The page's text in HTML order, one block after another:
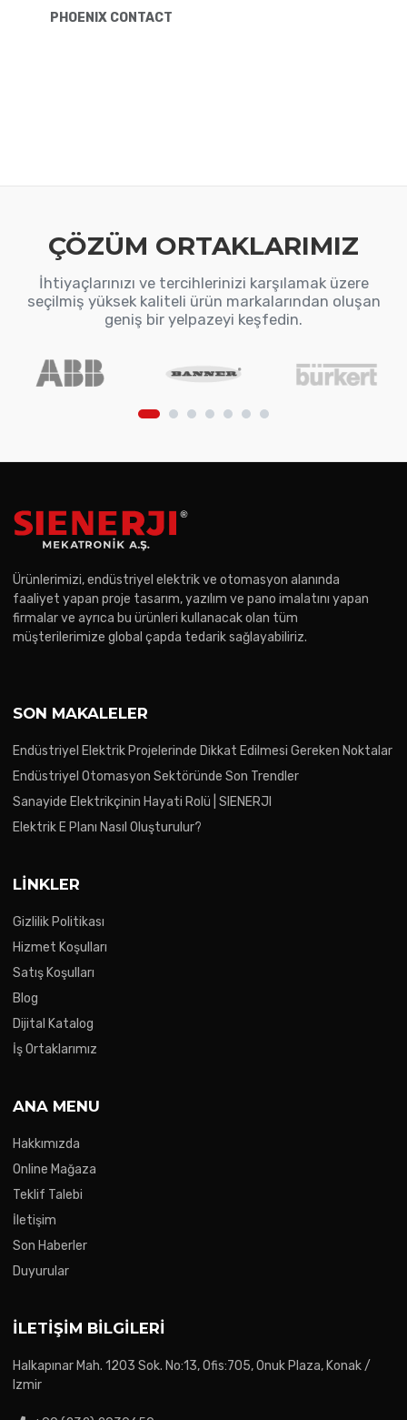
for the electrical isolation of
PHOENIX CONTACT
ÇÖZÜM ORTAKLARIMIZ
İhtiyaçlarınızı ve tercihlerinizi karşılamak üzere
seçilmiş yüksek kaliteli ürün markalarından oluşan
geniş bir yelpazeyi keşfedin.
Ürünlerimizi, endüstriyel elektrik ve otomasyon alanında
faaliyet yapan proje tasarım, yazılım ve pano imalatını yapan
firmalar ve ayrıca bu ürünleri kullanacak olan tüm
müşterilerimize global çapda tedarik sağlayabiliriz.
SON MAKALELER
Endüstriyel Elektrik Projelerinde Dikkat Edilmesi Gereken Noktalar
Endüstriyel Otomasyon Sektöründe Son Trendler
Sanayide Elektrikçinin Hayati Rolü | SIENERJI
Elektrik E Planı Nasıl Oluşturulur?
LINKLER
Gizlilik Politikası
Hizmet Koşulları
Satış Koşulları
Blog
Dijital Katalog
İş Ortaklarımız
ANA MENU
Hakkımızda
Online Mağaza
Teklif Talebi
İletişim
Son Haberler
Duyurular
İLETIŞIM BILGILERI
Halkapınar Mah. 1203 Sok. No:13, Ofis:705, Onuk Plaza, Konak /
Izmir